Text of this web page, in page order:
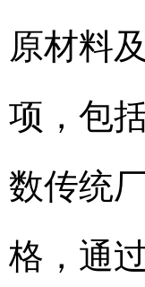
原材料
项，包
数传统
格，通